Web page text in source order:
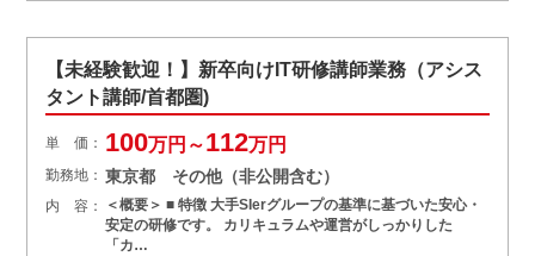
【未経験歓迎！】新卒向けIT研修講師業務（アシス
タント講師/首都圏)
単 価： 100万円～112万円
勤務地： 東京都 その他（非公開含む）
内 容：
＜概要＞ ■ 特徴 大手SIerグループの基準に基づいた安心・
安定の研修です。 カリキュラムや運営がしっかりした
「カ…